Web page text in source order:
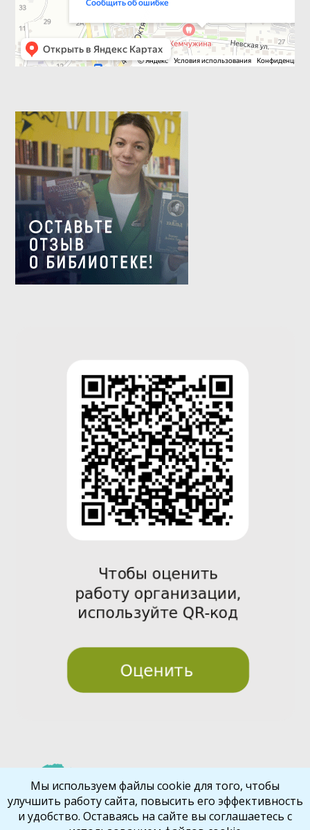
vio
t
Мы используем файлы cookie для того, чтобы
улучшить работу сайта, повысить его эффективность
и удобство. Оставаясь на сайте вы соглашаетесь с